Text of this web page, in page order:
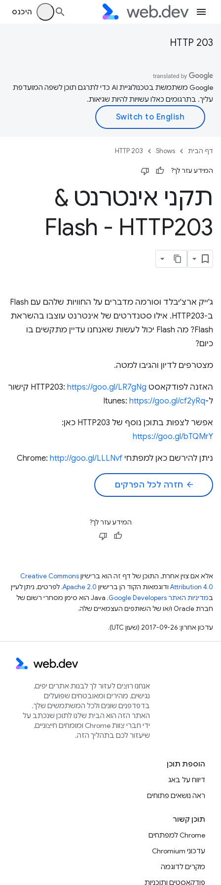
היכנס
HTTP 203
‫Google משתמשת בטכנולוגיית AI כדי לתרגם תוכן לשפה המועדפת
עליך. בתרגומים כאלו עשויות להיות שגיאות.
דף הבית Shows
HTTP 203
המידע עזר לך?
תקני אינטרנט &
Flash - HTTP203
ג'ייק ארצ'יבלד וסורמה מדברים על החוויות שלהם עם Flash
ב-HTTP203. אילו סטנדרטים של אינטרנט עוצבו בהשראת
Flash? מה Flash יכול לעשות שאנחנו עדיין מתקשים בו
כיום?
מצטרפים לדיון והגיבו למטה.
האזנה לפודקאסט HTTP203: https://goo.gl/LR7gNg
קישור
ל-Itunes:https://goo.gl/cf2yRq
אפשר לצפות בתוכן נוסף של HTTP203 כאן:
https://goo.gl/bTQMrY
ניתן להירשם כאן למפתחי Chrome: http://goo.gl/LLLNvf
arrow_back חזרה לכל הפרקים
המידע עזר לך?
אלא אם צוין אחרת, התוכן של דף זה הוא ברישיוןCreative Commons
Attribution 4.0 ודוגמאות הקוד הן ברישיון Apache 2.0. לפרטים, ניתן לעיין
במדיניות האתר Google Developers‏
.‏ Java הוא סימן מסחרי רשום של
חברת Oracle ו/או של השותפים העצמאיים שלה.
עדכון אחרון: 2017-09-26 (שעון UTC).
אנחנו רוצים לעזור לך לבנות אתרים יפים,
נגישים, מהירים ומאובטחים שפועלים
בדפדפנים שונים ולכל המשתמשים שלך.
האתר הזה הוא הבית שלנו לתוכן שנכתב על
ידי חברי צוות Chrome ומומחים חיצוניים,
שיעזור לכם בתהליך הזה.
הוספת תוכן
דיווח על באג
ראה נושאים פתוחים
תוכן קשור
Chrome למפתחים
עדכוני Chromium
מקרים לדוגמה
פודקאסטים ותוכניות